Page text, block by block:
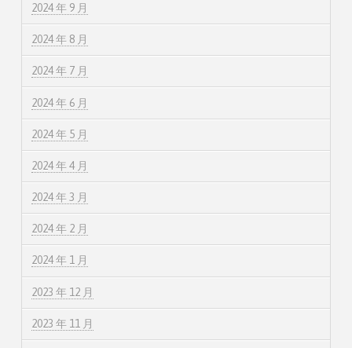
2024 年 9 月
2024 年 8 月
2024 年 7 月
2024 年 6 月
2024 年 5 月
2024 年 4 月
2024 年 3 月
2024 年 2 月
2024 年 1 月
2023 年 12 月
2023 年 11 月